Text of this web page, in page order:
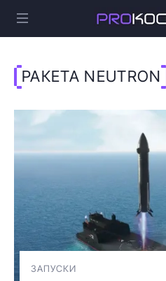
РАКЕТА NEUTRON
ЗАПУСКИ